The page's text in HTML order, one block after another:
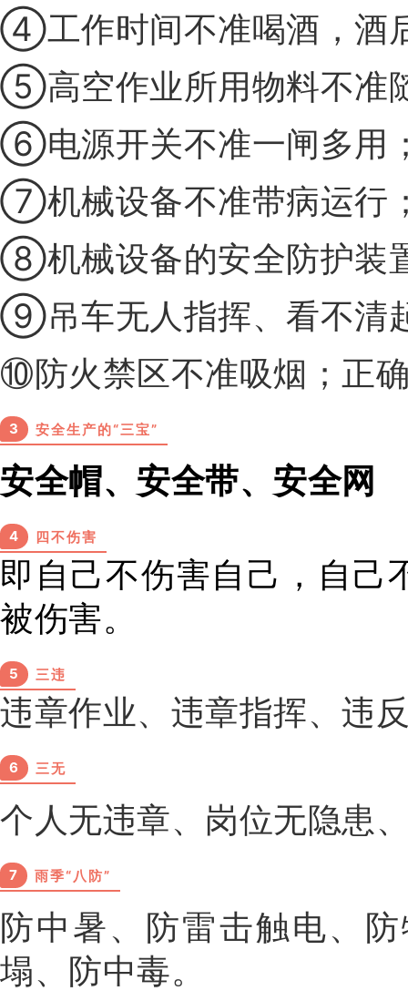
④工作时间不准喝酒，酒
⑤高空作业所用物料不准
⑥电源开关不准一闸多用
⑦机械设备不准带病运行
⑧机械设备的安全防护装
⑨吊车无人指挥、看不清
⑩防火禁区不准吸烟；正
3 安全生产的“三宝”
安全帽、安全带、安全网
4 四不伤害
即自己不伤害自己，自己
被伤害。
5 三违
违章作业、违章指挥、违
6 三无
个人无违章、岗位无隐患
7 雨季“八防”
防中暑、防雷击触电、
塌、防中毒。